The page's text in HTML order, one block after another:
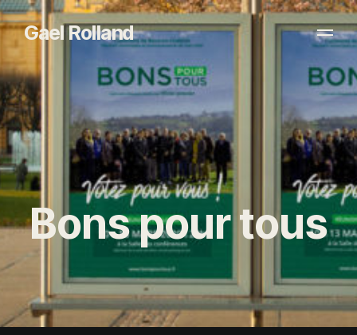
Gael Rolland
Bons pour tous